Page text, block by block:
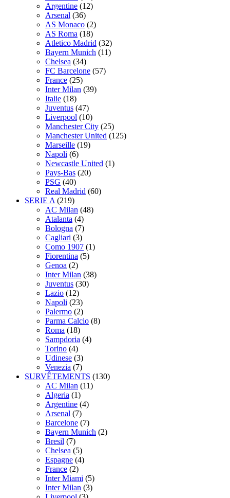
Argentine (12)
Arsenal (36)
AS Monaco (2)
AS Roma (18)
Atletico Madrid (32)
Bayern Munich (11)
Chelsea (34)
FC Barcelone (57)
France (25)
Inter Milan (39)
Italie (18)
Juventus (47)
Liverpool (10)
Manchester City (25)
Manchester United (125)
Marseille (19)
Napoli (6)
Newcastle United (1)
Pays-Bas (20)
PSG (40)
Real Madrid (60)
SERIE A (219)
AC Milan (48)
Atalanta (4)
Bologna (7)
Cagliari (3)
Como 1907 (1)
Fiorentina (5)
Genoa (2)
Inter Milan (38)
Juventus (30)
Lazio (12)
Napoli (23)
Palermo (2)
Parma Calcio (8)
Roma (18)
Sampdoria (4)
Torino (4)
Udinese (3)
Venezia (7)
SURVÊTEMENTS (130)
AC Milan (11)
Algeria (1)
Argentine (4)
Arsenal (7)
Barcelone (7)
Bayern Munich (2)
Bresil (7)
Chelsea (5)
Espagne (4)
France (2)
Inter Miami (5)
Inter Milan (3)